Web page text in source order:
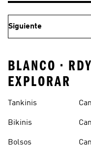
Siguiente
BLANCO •
EXPLORAR
Tankinis
Bikinis
Bolsos